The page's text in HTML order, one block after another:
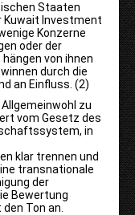
Staaten
Kuwait Investment
Konzerne
oder der
von ihnen
durch die
an Einfluss. (2)
zu
vom Gesetz des
in
klar trennen und
transnationale
der
Bewertung
Ton an.